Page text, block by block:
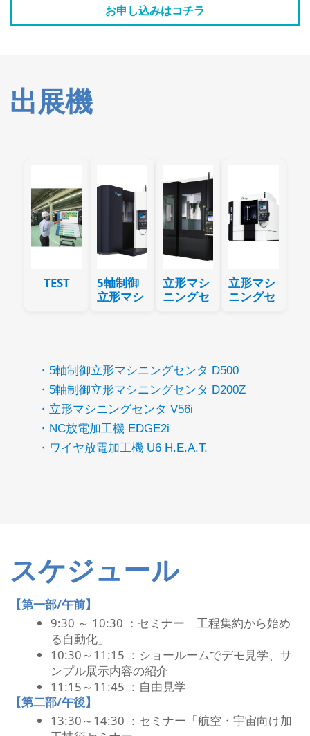
お申し込みはコチラ
出展機
TEST
5軸制御
立形マシ
立形マシ
ニングセ
立形マシ
ニングセ
・5軸制御立形マシニングセンタ D500
・5軸制御立形マシニングセンタ D200Z
・立形マシニングセンタ V56i
・NC放電加工機 EDGE2i
・ワイヤ放電加工機 U6 H.E.A.T.
スケジュール
【第一部/午前】
9:30 ～ 10:30 ：セミナー「工程集約から始め
る自動化」
10:30～11:15 ：ショールームでデモ見学、サ
ンプル展示内容の紹介
11:15～11:45 ：自由見学
【第二部/午後】
13:30～14:30 ：セミナー「航空・宇宙向け加